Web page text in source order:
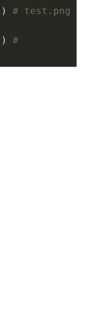
) # test.png
) #